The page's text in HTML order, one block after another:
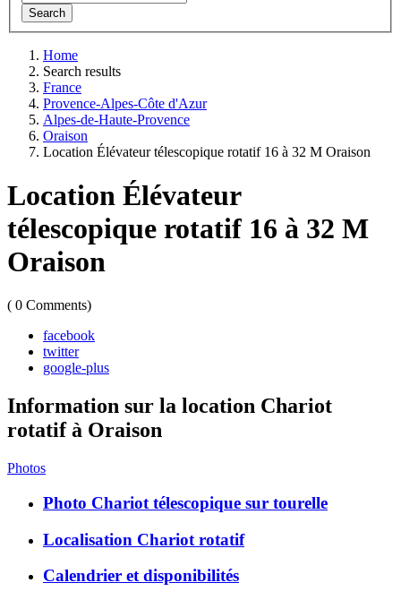
Search
Home
Search results
France
Provence-Alpes-Côte d'Azur
Alpes-de-Haute-Provence
Oraison
Location Élévateur télescopique rotatif 16 à 32 M Oraison
Location Élévateur
télescopique rotatif 16 à 32 M
Oraison
( 0 Comments)
facebook
twitter
google-plus
Information sur la location Chariot
rotatif à Oraison
Photos
Photo Chariot télescopique sur tourelle
Localisation Chariot rotatif
Calendrier et disponibilités